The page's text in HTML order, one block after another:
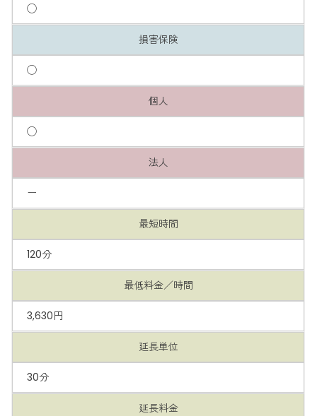
◯
損害保険
◯
個人
◯
法人
ー
最短時間
120分
最低料金／時間
3,630円
延長単位
30分
延長料金